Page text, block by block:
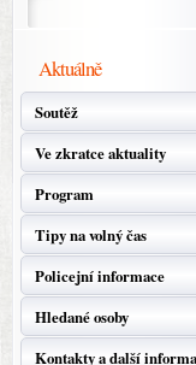
Aktuálně
Soutěž
Ve zkratce aktuality
Program
Tipy na volný čas
Policejní informace
Hledané osoby
Kontakty a další